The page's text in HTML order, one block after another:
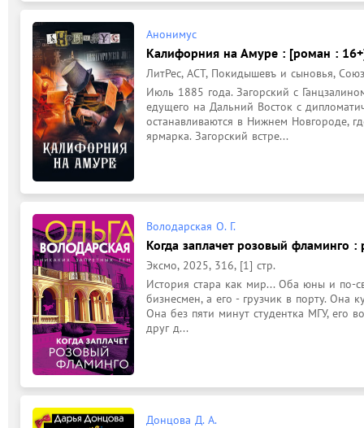
Анонимус
Калифорния на Амуре : [роман :
ЛитРес, АСТ, Покидышевъ и сыновья,
Июль 1885 года. Загорский с
едущего на Дальний Восток с
останавливаются в Нижнем Новгороде,
ярмарка. Загорский встре...
Володарская О. Г.
Когда заплачет розовый фламинго
Эксмо, 2025, 316, [1] стр.
История стара как мир... Оба юны и по-
бизнесмен, а его - грузчик в порту. Она
Она без пяти минут студентка МГУ, его
друг д...
Донцова Д. А.